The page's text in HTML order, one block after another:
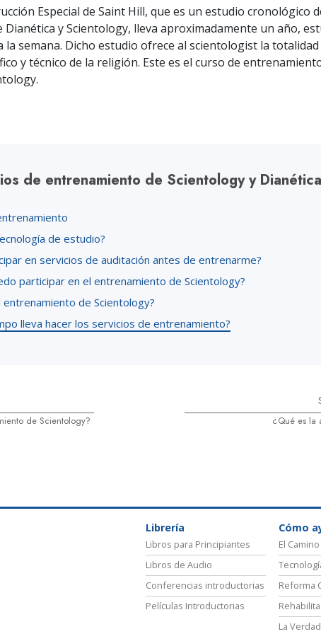
Amor y Odio:
¿Qué es Grandeza?
Ministros
Especial de Saint Hill, que es un estudio cronológico
Dianética y Scientology, lleva aproximadamente un año,
la semana. Dicho estudio ofrece al scientologist la totalidad
y técnico de la religión. Este es el curso de
de entrenamiento de Scientology y Dianética
de estudio?
en servicios de auditación antes de entrenarme?
participar en el entrenamiento de Scientology?
entrenamiento de Scientology?
lleva hacer los servicios de entrenamiento?
de Scientology? ¿Qué es la
Librería
Libros para Principiantes
Libros de Audio
Conferencias introductorias
Películas Introductorias
Cómo
El
Reforma
La